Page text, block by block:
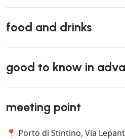
food and drinks
good to know in
meeting point
📍 Porto di Stintino, Via